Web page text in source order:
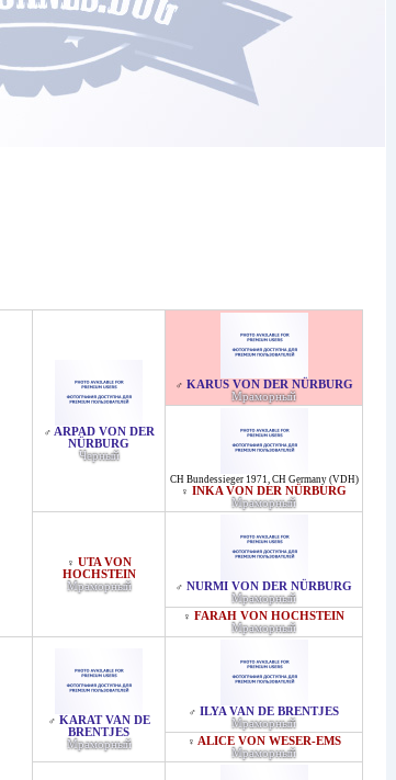
♂ ARPAD VON DER
NÜRBURG
Черный
♂ KARUS VON DER NÜRBURG
Мраморный
CH Bundessieger 1971, CH Germany (VDH)
♀ INKA VON DER NÜRBURG
Мраморный
♀ UTA VON
HOCHSTEIN
Мраморный
♂ NURMI VON DER NÜRBURG
Мраморный
♀ FARAH VON HOCHSTEIN
Мраморный
♂ KARAT VAN DE
BRENTJES
Мраморный
♂ ILYA VAN DE BRENTJES
Мраморный
♀ ALICE VON WESER-EMS
Мраморный